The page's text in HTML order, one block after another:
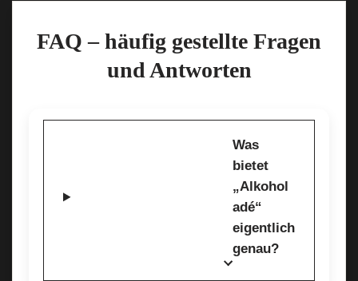
FAQ – häufig gestellte Fragen
und Antworten
Was
bietet
„Alkohol
adé“
eigentlich
genau?